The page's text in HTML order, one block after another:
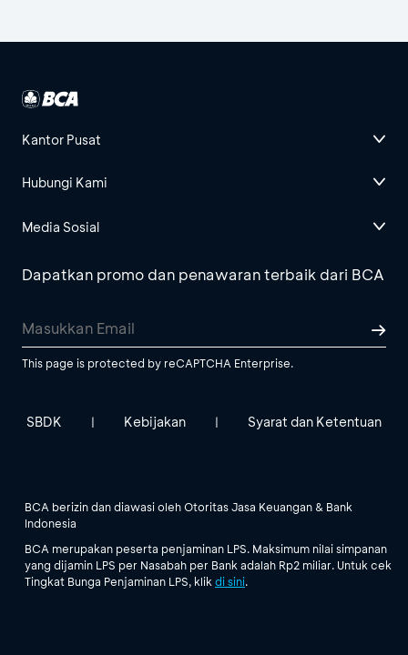
Kantor Pusat
Hubungi Kami
Media Sosial
Dapatkan promo dan penawaran terbaik dari BCA
This page is protected by reCAPTCHA Enterprise.
SBDK | Kebijakan | Syarat dan Ketentuan
BCA berizin dan diawasi oleh Otoritas Jasa Keuangan & Bank
Indonesia
BCA merupakan peserta penjaminan LPS. Maksimum nilai simpanan
yang dijamin LPS per Nasabah per Bank adalah Rp2 miliar. Untuk cek
Tingkat Bunga Penjaminan LPS, klik di sini.